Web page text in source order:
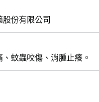
股份有限公司
、蚊蟲咬傷、消腫止癢。